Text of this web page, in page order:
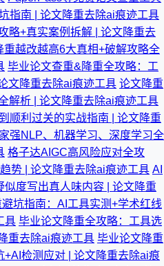
指南 | 论文降重去除ai痕迹工具
略+真实案例拆解 | 论文降重去
重越改越高6大真相+破解攻略全
毕业论文查重&降重全攻略：工
文降重去除ai痕迹工具 论文降重
解析 | 论文降重去除ai痕迹工具
顺利过关的实战指南 | 论文降重
强NLP、机器学习、深度学习全
格子达AIGC高风险应对全攻
势 | 论文降重去除ai痕迹工具 AI
度写出真人味内容 | 论文降重
坑指南：AI工具实测+学术红线
具 毕业论文降重全攻略：工具选
重去除ai痕迹工具 毕业论文降重
检测应对 | 论文降重去除ai痕